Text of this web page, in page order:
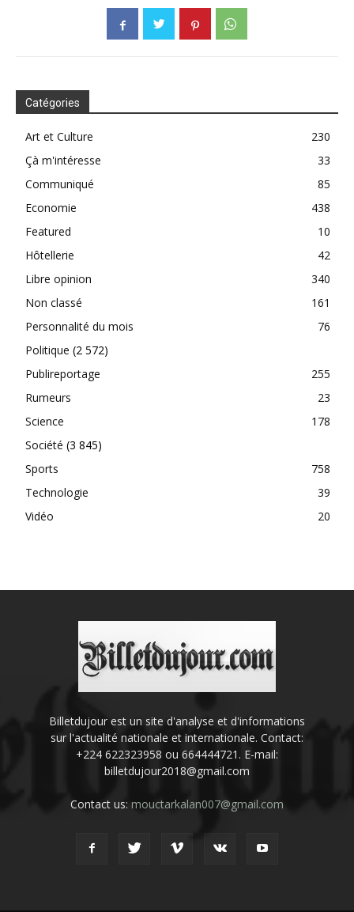
Catégories
Art et Culture
230
Çà m'intéresse
33
Communiqué
85
Economie
438
Featured
10
Hôtellerie
42
Libre opinion
340
Non classé
161
Personnalité du mois
76
Politique (2 572)
Publireportage
255
Rumeurs
23
Science
178
Société (3 845)
Sports
758
Technologie
39
Vidéo
20
Billetdujour est un site d'analyse et d'informations
sur l'actualité nationale et internationale. Contact:
+224 622323958 ou 664444721. E-mail:
billetdujour2018@gmail.com
Contact us: mouctarkalan007@gmail.com